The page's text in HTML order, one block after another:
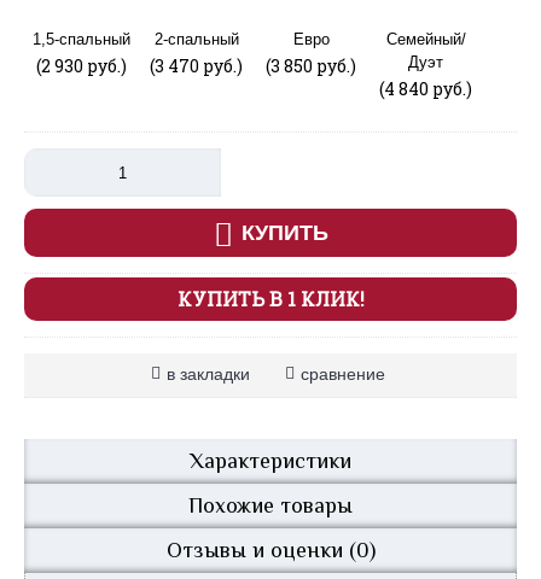
1,5-спальный
(2 930 руб.)
2-спальный
(3 470 руб.)
Евро
(3 850 руб.)
Семейный/
Дуэт
(4 840 руб.)
КУПИТЬ
КУПИТЬ В 1 КЛИК!
в закладки сравнение
Характеристики
Похожие товары
Отзывы и оценки (0)